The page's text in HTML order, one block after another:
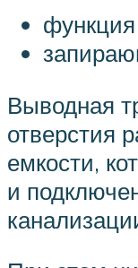
функция
Выводная
отверстия
емкости,
и